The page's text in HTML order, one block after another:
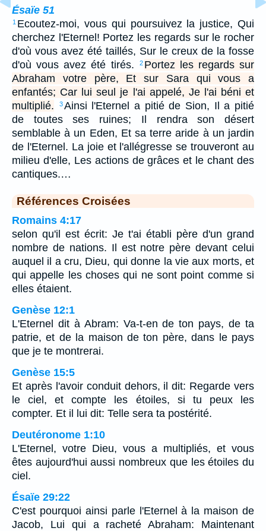
Ésaïe 51
1 Ecoutez-moi, vous qui poursuivez la justice, Qui
cherchez l'Eternel! Portez les regards sur le rocher
d'où vous avez été taillés, Sur le creux de la fosse
d'où vous avez été tirés.
2 Portez les regards sur
Abraham votre père, Et sur Sara qui vous a
enfantés; Car lui seul je l'ai appelé, Je l'ai béni et
multiplié.
3Ainsi l'Eternel a pitié de Sion, Il a pitié
de toutes ses ruines; Il rendra son désert
semblable à un Eden, Et sa terre aride à un jardin
de l'Eternel. La joie et l'allégresse se trouveront au
milieu d'elle, Les actions de grâces et le chant des
cantiques.…
Références Croisées
Romains 4:17
selon qu'il est écrit: Je t'ai établi père d'un grand
nombre de nations. Il est notre père devant celui
auquel il a cru, Dieu, qui donne la vie aux morts, et
qui appelle les choses qui ne sont point comme si
elles étaient.
Genèse 12:1
L'Eternel dit à Abram: Va-t-en de ton pays, de ta
patrie, et de la maison de ton père, dans le pays
que je te montrerai.
Genèse 15:5
Et après l'avoir conduit dehors, il dit: Regarde vers
le ciel, et compte les étoiles, si tu peux les
compter. Et il lui dit: Telle sera ta postérité.
Deutéronome 1:10
L'Eternel, votre Dieu, vous a multipliés, et vous
êtes aujourd'hui aussi nombreux que les étoiles du
ciel.
Ésaïe 29:22
C'est pourquoi ainsi parle l'Eternel à la maison de
Jacob, Lui qui a racheté Abraham: Maintenant